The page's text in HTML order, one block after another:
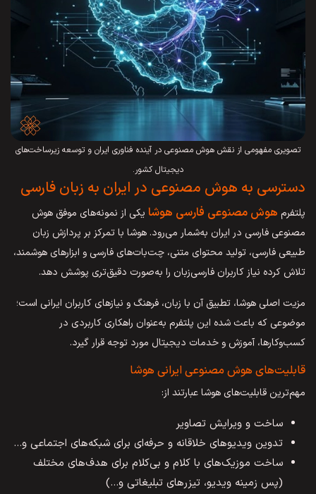
تصویری مفهومی از نقش هوش مصنوعی در آینده فناوری ایران و توسعه زیرساخت‌های
دیجیتال کشور.
دسترسی به هوش مصنوعی در ایران به زبان فارسی
پلتفرم هوش مصنوعی فارسی هوشا یکی از نمونه‌های موفق هوش
مصنوعی فارسی در ایران به‌شمار می‌رود. هوشا با تمرکز بر پردازش زبان
طبیعی فارسی، تولید محتوای متنی، چت‌بات‌های فارسی و ابزارهای هوشمند،
تلاش کرده نیاز کاربران فارسی‌زبان را به‌صورت دقیق‌تری پوشش دهد.
مزیت اصلی هوشا، تطبیق آن با زبان، فرهنگ و نیازهای کاربران ایرانی است؛
موضوعی که باعث شده این پلتفرم به‌عنوان راهکاری کاربردی در
کسب‌وکارها، آموزش و خدمات دیجیتال مورد توجه قرار گیرد.
قابلیت‌‌های هوش مصنوعی ایرانی هوشا
مهم‌ترین قابلیت‌های هوشا عبارتند از:
ساخت و ویرایش تصاویر
تدوین ویدیوهای خلاقانه و حرفه‌ای برای شبکه‌‌های اجتماعی و…
ساخت موزیک‌های با کلام و بی‌کلام برای هدف‌های مختلف
(پس زمینه ویدیو، تیزرهای تبلیغاتی و…)